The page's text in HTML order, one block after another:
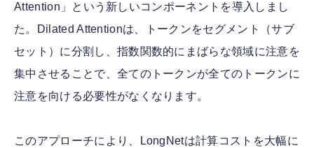
Attention」という新しいコンポーネントを導入しまし
た。Dilated Attentionは、トークンをセグメント（サブ
セット）に分割し、指数関数的にまばらな領域に注意を
集中させることで、全てのトークンが全てのトークンに
注意を向ける必要性がなくなります。
このアプローチにより、LongNetは計算コストを大幅に